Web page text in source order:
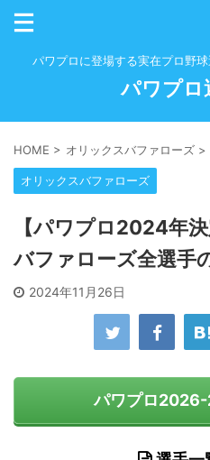
パワプロに登場する実在プロ野
パワプロ
HOME > オリックスバファローズ >
オリックスバファローズ
【パワプロ2024年
バファローズ全選手
2024年11月26日
パワプロ